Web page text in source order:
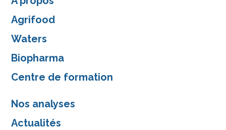
Agrifood
Waters
Biopharma
Centre de formation
Nos analyses
Actualités